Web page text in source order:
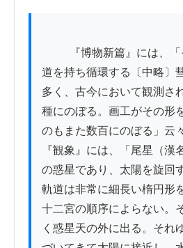
道を持ち循環する〔中略〕
多く、古今において観測さ
種にのぼる。画工がその形
のもまた数百にのぼる」云
『観象』には、「尾星（漢
の惑星であり、太陽を旋回
軌道は非常に細長い楕円形
十二宮の順序によらない。
く惑星天の外に出る。それ